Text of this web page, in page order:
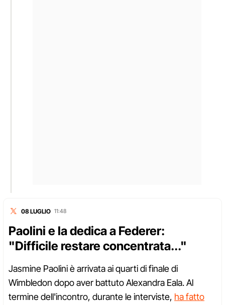
08 LUGLIO 11:48
Paolini e la dedica a Federer:
"Difficile restare concentrata..."
Jasmine Paolini è arrivata ai quarti di finale di
Wimbledon dopo aver battuto Alexandra Eala. Al
termine dell'incontro, durante le interviste, ha fatto